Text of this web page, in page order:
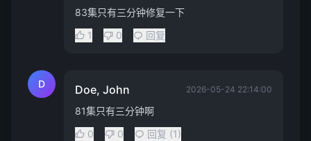
83集只有三分钟修复一下
1
0 回复
D Doe, John 2026-05-24 22:14:00
81集只有三分钟啊
0
0 回复 (1)